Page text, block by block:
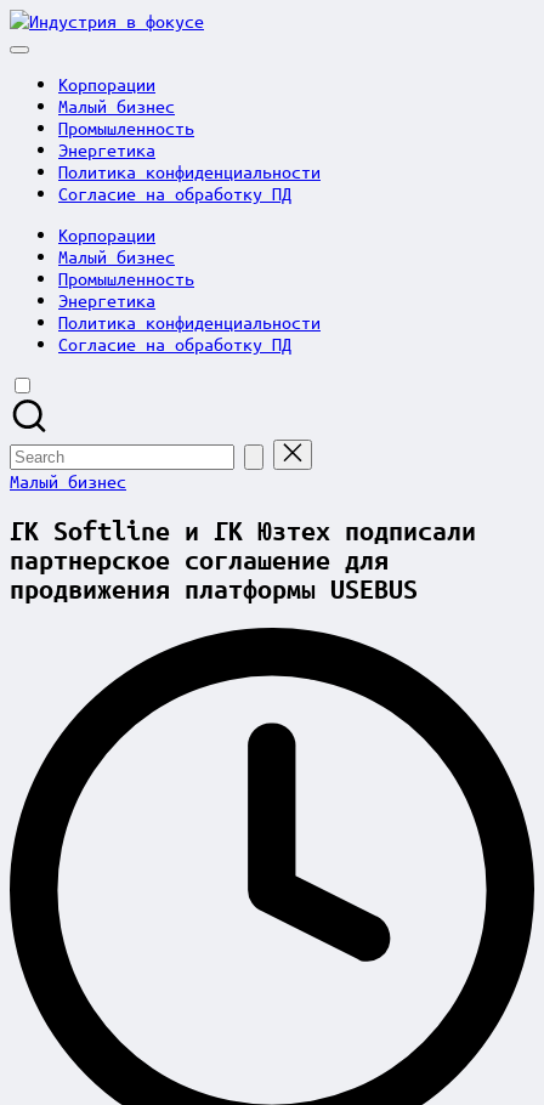
Skip
to
Индустрия
Корпорации
Малый бизнес
Промышленность
Энергетика
Политика конфиденциальности
Согласие на обработку ПД
Корпорации
Малый бизнес
Промышленность
Энергетика
Политика конфиденциальности
Согласие на обработку ПД
Search
for:
Posted
Малый бизнес
ГК Softline и ГК Юзтех подписали
партнерское соглашение для
продвижения платформы USEBUS